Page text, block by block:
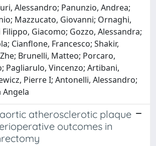
Alessandro; Panunzio, Andrea;
Mazzucato, Giovanni; Ornaghi,
Giacomo; Gozzo, Alessandra;
Cianflone, Francesco; Shakir,
Brunelli, Matteo; Porcaro,
Pagliarulo, Vincenzo; Artibani,
Pierre I; Antonelli, Alessandro;
atherosclerotic plaque
outcomes in